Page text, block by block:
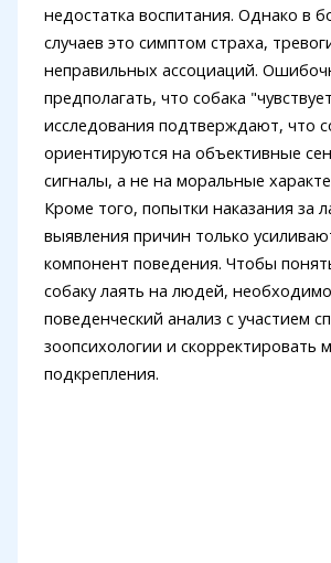
недостатка воспитания. Однако в
случаев это симптом страха,
неправильных ассоциаций.
предполагать, что собака
исследования подтверждают, что
ориентируются на объективные
сигналы, а не на моральные
Кроме того, попытки наказания за
выявления причин только
компонент поведения. Чтобы
собаку лаять на людей,
поведенческий анализ с участием
зоопсихологии и скорректировать
подкрепления.